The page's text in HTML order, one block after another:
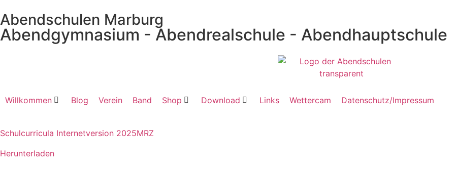
Abendschulen Marburg
Abendgymnasium - Abendrealschule - Abendhauptschule
Willkommen Blog Verein Band Shop Download Links Wettercam Datenschutz/Impressum
Schulcurricula Internetversion 2025MRZ
Herunterladen